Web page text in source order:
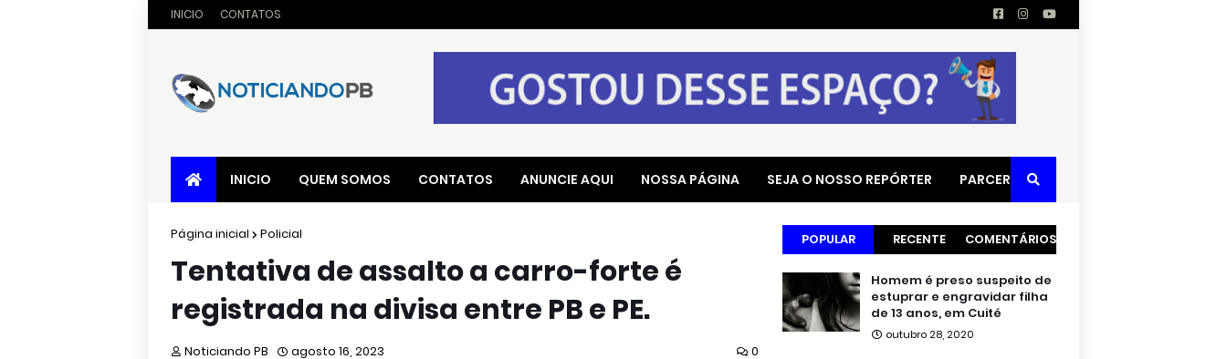
INICIO CONTATOS
INICIO QUEM SOMOS CONTATOS ANUNCIE AQUI NOSSA PÁGINA SEJA O NOSSO REPÓRTER PARCERIAS
Página inicial Policial
Tentativa de assalto a carro-forte é
registrada na divisa entre PB e PE.
Noticiando PB agosto 16, 2023 0
POPULAR RECENTE COMENTÁRIOS
Homem é preso suspeito de
estuprar e engravidar filha
de 13 anos, em Cuité
outubro 28, 2020